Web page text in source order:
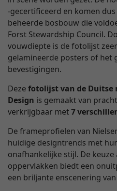
-gecertificeerd en komen
beheerde bosbouw die
Forst Stewardship Council.
vouwdiepte is de fotolijst
gelamineerde posters of het
bevestigingen.
Deze fotolijst van de Duitse
Design is gemaakt van
verkrijgbaar met7
De frameprofielen van
huidige designtrends met
onafhankelijke stijl. De
oppervlakken biedt een
een briljante enscenering